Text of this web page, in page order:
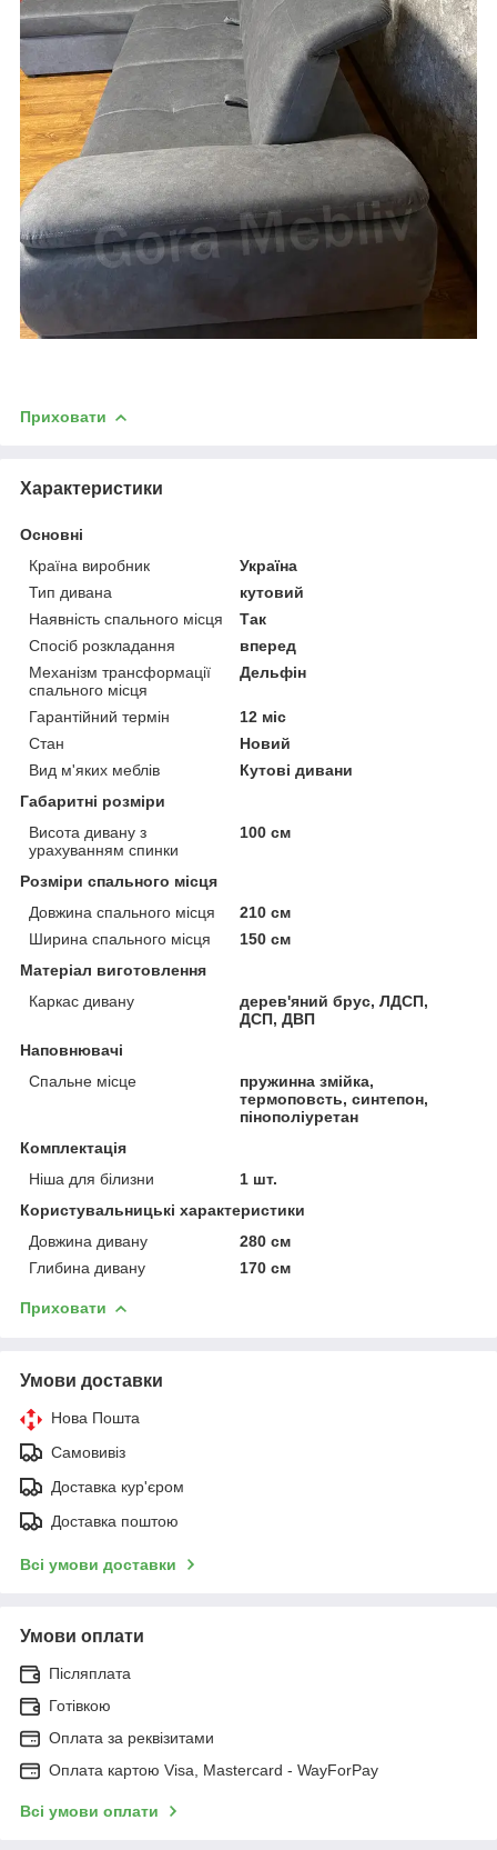
Приховати
Характеристики
Основні
Країна виробник
Україна
Тип дивана
кутовий
Наявність спального місця
Так
Спосіб розкладання
вперед
Механізм трансформації
спального місця
Дельфін
Гарантійний термін
12 міс
Стан
Новий
Вид м'яких меблів
Кутові дивани
Габаритні розміри
Висота дивану з
урахуванням спинки
100 см
Розміри спального місця
Довжина спального місця
210 см
Ширина спального місця
150 см
Матеріал виготовлення
Каркас дивану
дерев'яний брус, ЛДСП,
ДСП, ДВП
Наповнювачі
Спальне місце
пружинна змійка,
термоповсть, синтепон,
пінополіуретан
Комплектація
Ніша для білизни
1 шт.
Користувальницькі характеристики
Довжина дивану
280 см
Глибина дивану
170 см
Приховати
Умови доставки
Нова Пошта
Самовивіз
Доставка кур'єром
Доставка поштою
Всі умови доставки
Умови оплати
Післяплата
Готівкою
Оплата за реквізитами
Оплата картою Visa, Mastercard - WayForPay
Всі умови оплати